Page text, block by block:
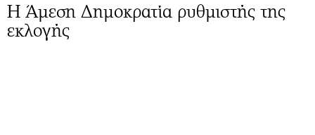
Η Άμεση Δημοκρατία ρυθμιστής της
εκλογής